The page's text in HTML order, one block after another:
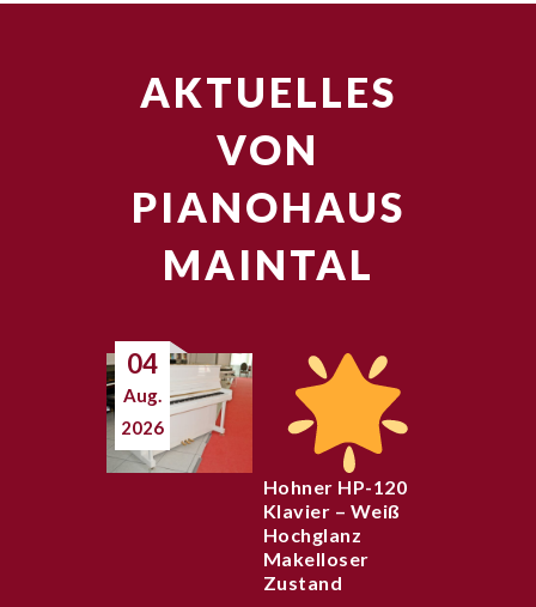
AKTUELLES
VON
PIANOHAUS
MAINTAL
04
Aug.
2026
Hohner HP-120
Klavier – Weiß
Hochglanz
Makelloser
Zustand